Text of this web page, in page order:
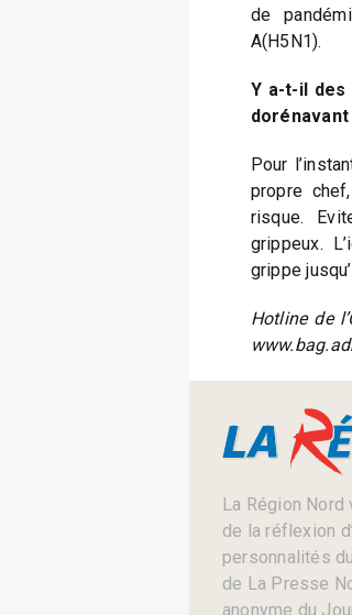
de
A(H5N1).
Y a-t-il des
Pour
propre
risque.
grippeux.
grippe
Hotline de
La Région
de la réflexion
personnalités
de La Presse
anonyme du